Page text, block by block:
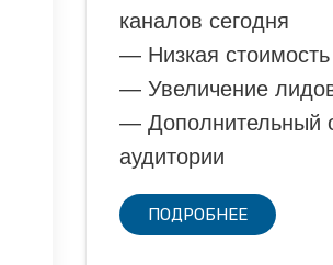
каналов сегодня
— Низкая
— Увеличение
— Дополнительный
аудитории
ПОДРОБНЕЕ